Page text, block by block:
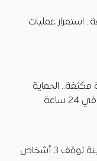
خلال 24 ساعة.. استمرار عمليات
مكثفة.. الحماية
فيديو.. شرطة قسنطينة توقف 3 أشخاص